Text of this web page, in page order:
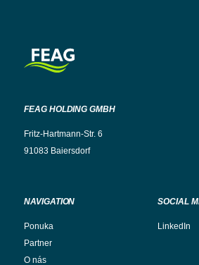
FEAG HOLDING GMBH
Fritz-Hartmann-Str. 6
91083 Baiersdorf
NAVIGATION
Ponuka
Partner
O nás
SOCIAL
LinkedIn